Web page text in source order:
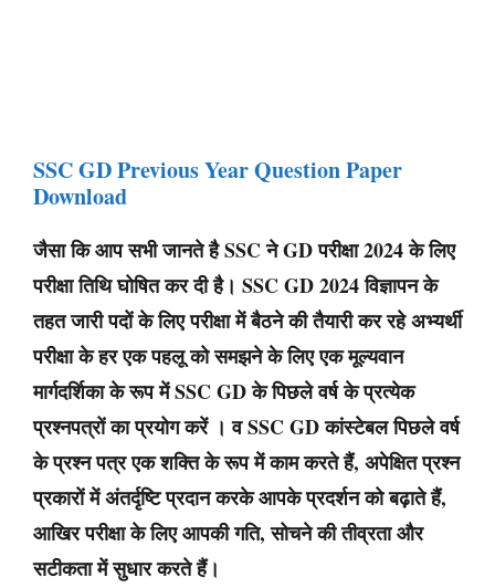
SSC GD Previous Year Question Paper
Download
जैसा कि आप सभी जानते है SSC ने GD परीक्षा 2024 के लिए
परीक्षा तिथि घोषित कर दी है। SSC GD 2024 विज्ञापन के
तहत जारी पदों के लिए परीक्षा में बैठने की तैयारी कर रहे अभ्यर्थी
परीक्षा के हर एक पहलू को समझने के लिए एक मूल्यवान
मार्गदर्शिका के रूप में SSC GD के पिछले वर्ष के प्रत्येक
प्रश्नपत्रों का प्रयोग करें । व SSC GD कांस्टेबल पिछले वर्ष
के प्रश्न पत्र एक शक्ति के रूप में काम करते हैं, अपेक्षित प्रश्न
प्रकारों में अंतर्दृष्टि प्रदान करके आपके प्रदर्शन को बढ़ाते हैं,
आखिर परीक्षा के लिए आपकी गति, सोचने की तीव्रता और
सटीकता में सुधार करते हैं।